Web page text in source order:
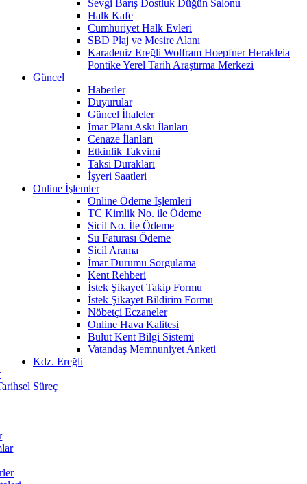
Sevgi Barış Dostluk Düğün Salonu
Halk Kafe
Cumhuriyet Halk Evleri
SBD Plaj ve Mesire Alanı
Karadeniz Ereğli Wolfram Hoepfner Herakleia
Pontike Yerel Tarih Araştırma Merkezi
Güncel
Haberler
Duyurular
Güncel İhaleler
İmar Planı Askı İlanları
Cenaze İlanları
Etkinlik Takvimi
Taksi Durakları
İşyeri Saatleri
Online İşlemler
Online Ödeme İşlemleri
TC Kimlik No. ile Ödeme
Sicil No. İle Ödeme
Su Faturası Ödeme
Sicil Arama
İmar Durumu Sorgulama
Kent Rehberi
İstek Şikayet Takip Formu
İstek Şikayet Bildirim Formu
Nöbetçi Eczaneler
Online Hava Kalitesi
Bulut Kent Bilgi Sistemi
Vatandaş Memnuniyet Anketi
Kdz. Ereğli
Süreç